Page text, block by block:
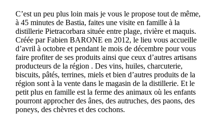
C’est un peu plus loin mais je vous le propose tout de même,
à 45 minutes de Bastia, faites une visite en famille à la
distillerie Pietracorbara située entre plage, rivière et maquis.
Créée par Fabien BARONE en 2012, le lieu vous accueille
d’avril à octobre et pendant le mois de décembre pour vous
faire profiter de ses produits ainsi que ceux d’autres artisans
producteurs de la région . Des vins, huiles, charcuterie,
biscuits, pâtés, terrines, miels et bien d’autres produits de la
région sont à la vente dans le magasin de la distillerie. Et le
petit plus en famille est la ferme des animaux où les enfants
pourront approcher des ânes, des autruches, des paons, des
poneys, des chèvres et des cochons.